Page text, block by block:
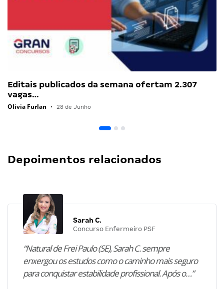
Editais publicados da semana ofertam 2.307
vagas…
Olivia Furlan • 28 de Junho
Depoimentos relacionados
Sarah C.
Concurso Enfermeiro PSF
“Natural de Frei Paulo (SE), Sarah C. sempre
enxergou os estudos como o caminho mais seguro
para conquistar estabilidade profissional. Após o…”